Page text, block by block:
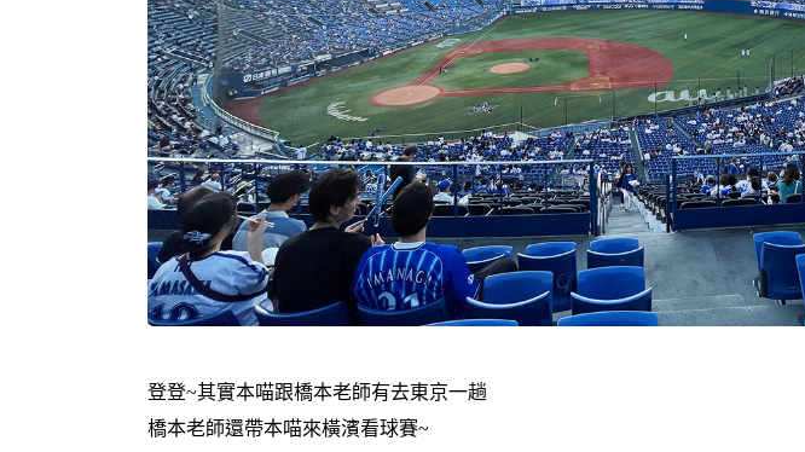
登登~其實本喵跟橋本老師有去東京一趟
橋本老師還帶本喵來橫濱看球賽~